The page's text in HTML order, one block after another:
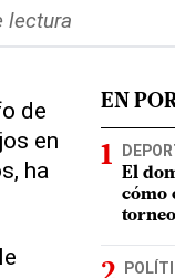
lectura
de
en
ha
EN
El
cómo